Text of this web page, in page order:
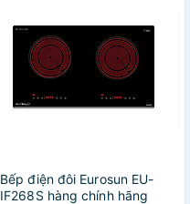
Bếp điện đôi Eurosun EU-
IF268S hàng chính hãng